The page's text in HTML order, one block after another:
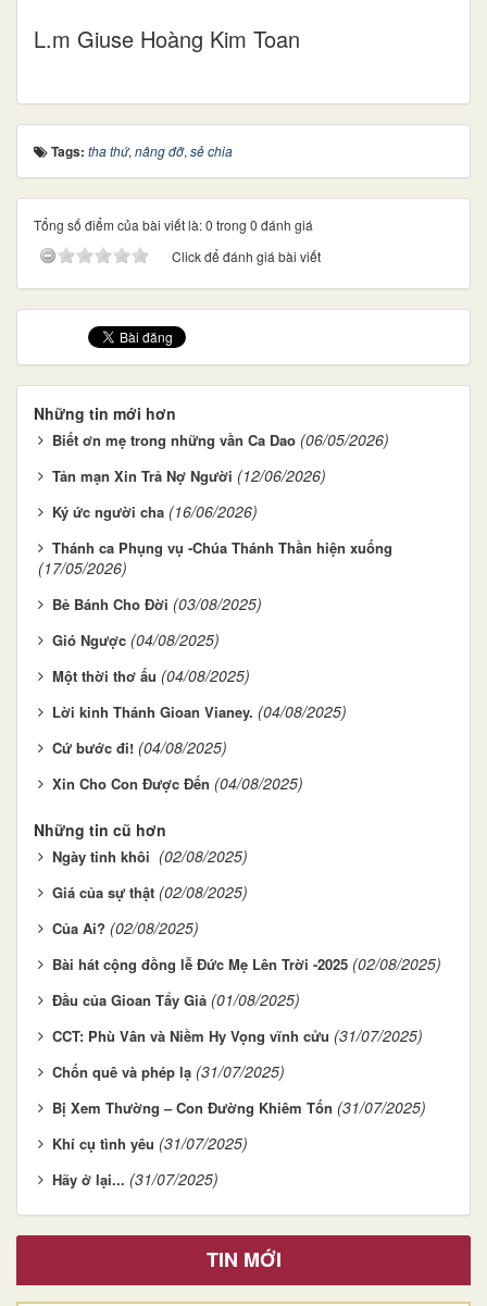
L.m Giuse Hoàng Kim Toan
Tags: tha thứ, nâng đỡ, sẻ chia
Tổng số điểm của bài viết là: 0 trong 0 đánh giá
Click để đánh giá bài viết
Những tin mới hơn
Biết ơn mẹ trong những vần Ca Dao (06/05/2026)
Tản mạn Xin Trả Nợ Người (12/06/2026)
Ký ức người cha (16/06/2026)
Thánh ca Phụng vụ -Chúa Thánh Thần hiện xuống
(17/05/2026)
Bẻ Bánh Cho Đời (03/08/2025)
Gió Ngược (04/08/2025)
Một thời thơ ấu (04/08/2025)
Lời kinh Thánh Gioan Vianey. (04/08/2025)
Cứ bước đi! (04/08/2025)
Xin Cho Con Được Đến (04/08/2025)
Những tin cũ hơn
Ngày tinh khôi (02/08/2025)
Giá của sự thật (02/08/2025)
Của Ai? (02/08/2025)
Bài hát cộng đồng lễ Đức Mẹ Lên Trời -2025 (02/08/2025)
Đầu của Gioan Tẩy Giả (01/08/2025)
CCT: Phù Vân và Niềm Hy Vọng vĩnh cửu (31/07/2025)
Chốn quê và phép lạ (31/07/2025)
Bị Xem Thường – Con Đường Khiêm Tốn (31/07/2025)
Khí cụ tình yêu (31/07/2025)
Hãy ở lại... (31/07/2025)
TIN MỚI